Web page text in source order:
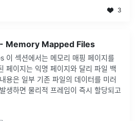
3
Memory Mapped Files
섹션에서는 메모리 매핑 페이지를
페이지는 익명 페이지와 달리 파일 백
용은 일부 기존 파일의 데이터를 미러
생하면 물리적 프레임이 즉시 할당되고